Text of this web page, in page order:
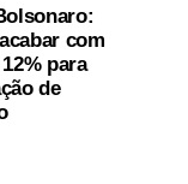
com
para
de